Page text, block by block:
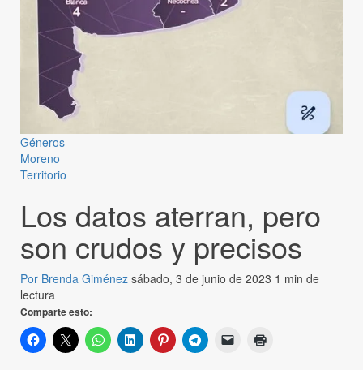
Géneros
Moreno
Territorio
Los datos aterran, pero
son crudos y precisos
Por Brenda Giménez sábado, 3 de junio de 2023 1 min de
lectura
Comparte esto: